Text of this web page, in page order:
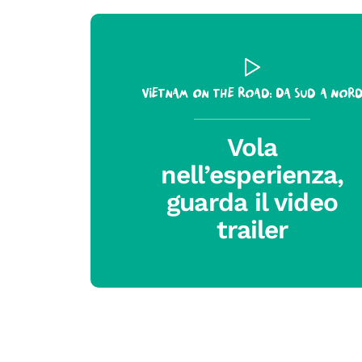
Vietnam On the Road: Da Sud a
Vola
nell’esperienza,
guarda il video
trailer